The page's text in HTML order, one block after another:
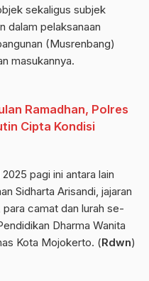
sekaligus subjek
dalam pelaksanaan
(Musrenbang)
masukannya.
Ramadhan, Polres
Cipta Kondisi
pagi ini antara lain
Sidharta Arisandi, jajaran
camat dan lurah se-
Dharma Wanita
Kota Mojokerto. (Rdwn)